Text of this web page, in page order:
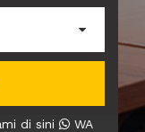
di sini
WA